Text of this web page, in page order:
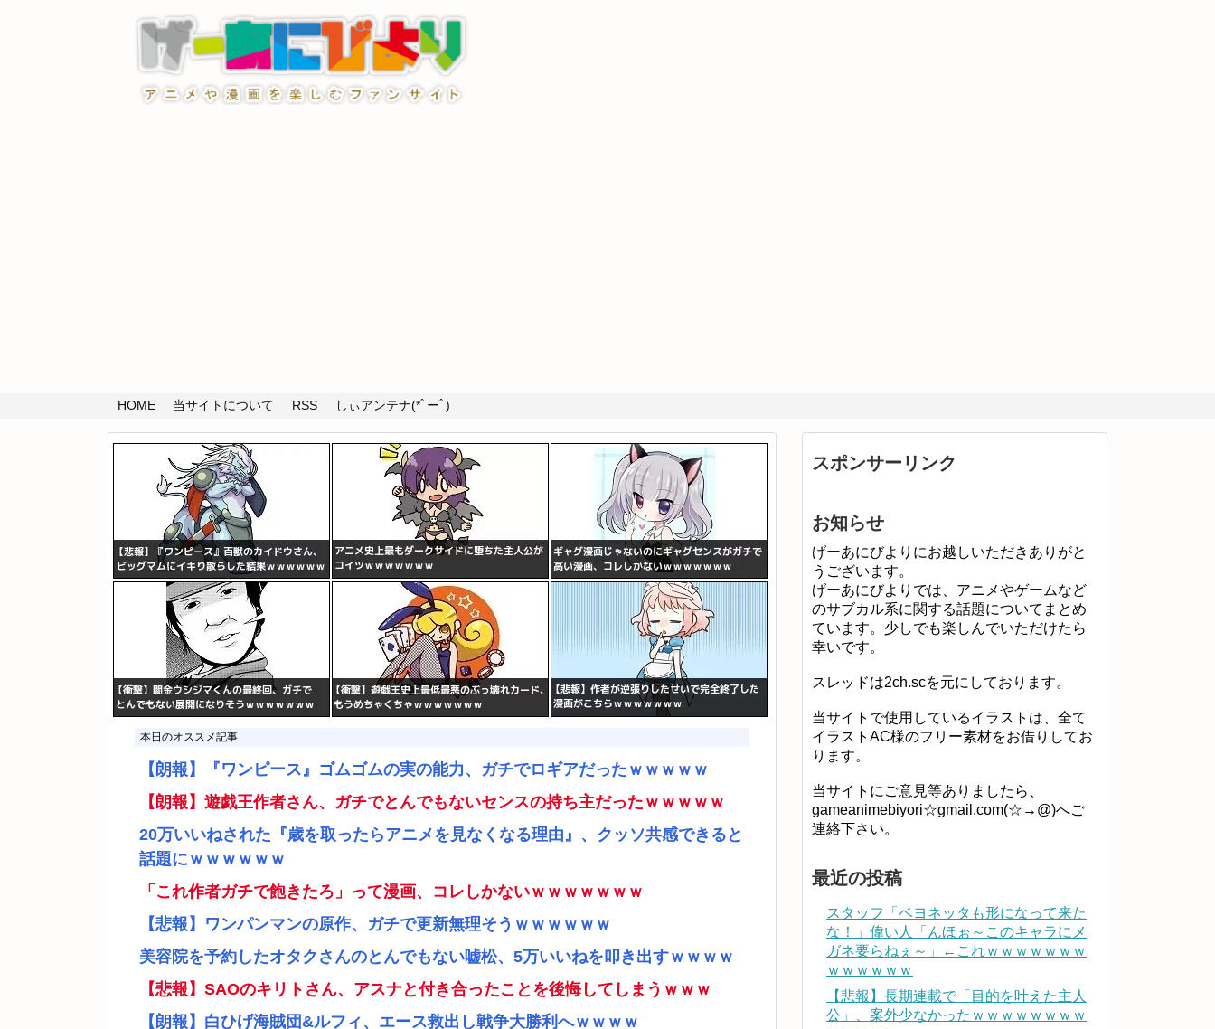
HOME 当サイトについて RSS しぃアンテナ(*ﾟーﾟ)
本日のオススメ記事
【朗報】『ワンピース』ゴムゴムの実の能力、ガチでロギアだったｗｗｗｗｗ
【朗報】遊戯王作者さん、ガチでとんでもないセンスの持ち主だったｗｗｗｗｗ
20万いいねされた『歳を取ったらアニメを見なくなる理由』、クッソ共感できると
話題にｗｗｗｗｗｗ
「これ作者ガチで飽きたろ」って漫画、コレしかないｗｗｗｗｗｗｗ
【悲報】ワンパンマンの原作、ガチで更新無理そうｗｗｗｗｗｗ
美容院を予約したオタクさんのとんでもない嘘松、5万いいねを叩き出すｗｗｗｗ
【悲報】SAOのキリトさん、アスナと付き合ったことを後悔してしまうｗｗｗ
【朗報】白ひげ海賊団&ルフィ、エース救出し戦争大勝利へｗｗｗｗ
スポンサーリンク
お知らせ
げーあにびよりにお越しいただきありがと
うございます。
げーあにびよりでは、アニメやゲームなど
のサブカル系に関する話題についてまとめ
ています。少しでも楽しんでいただけたら
幸いです。
スレッドは2ch.scを元にしております。
当サイトで使用しているイラストは、全て
イラストAC様のフリー素材をお借りしてお
ります。
当サイトにご意見等ありましたら、
gameanimebiyori☆gmail.com(☆→@)へご
連絡下さい。
最近の投稿
スタッフ「ベヨネッタも形になって来た
な！」偉い人「んほぉ～このキャラにメ
ガネ要らねぇ～」←これｗｗｗｗｗｗｗ
ｗｗｗｗｗｗ
【悲報】長期連載で「目的を叶えた主人
公」、案外少なかったｗｗｗｗｗｗｗｗ